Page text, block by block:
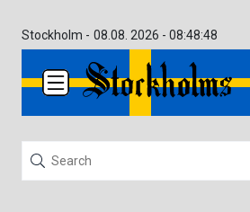
Stockholm - 08.08. 2026 - 08:48:48